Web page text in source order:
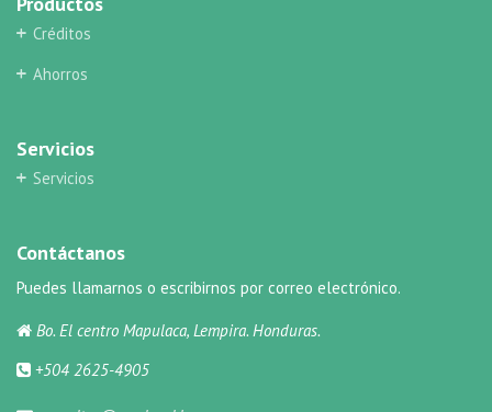
Créditos
Ahorros
Servicios
Servicios
Contáctanos
Puedes llamarnos o escribirnos por correo electrónico.
Bo. El centro Mapulaca, Lempira. Honduras.
+504 2625-4905